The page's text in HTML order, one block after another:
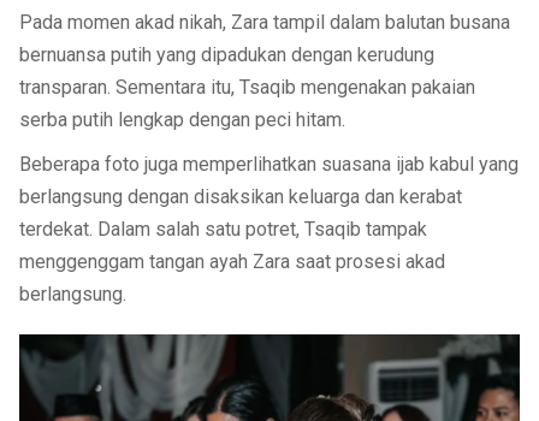
Pada momen akad nikah, Zara tampil dalam balutan busana
bernuansa putih yang dipadukan dengan kerudung
transparan. Sementara itu, Tsaqib mengenakan pakaian
serba putih lengkap dengan peci hitam.
Beberapa foto juga memperlihatkan suasana ijab kabul yang
berlangsung dengan disaksikan keluarga dan kerabat
terdekat. Dalam salah satu potret, Tsaqib tampak
menggenggam tangan ayah Zara saat prosesi akad
berlangsung.